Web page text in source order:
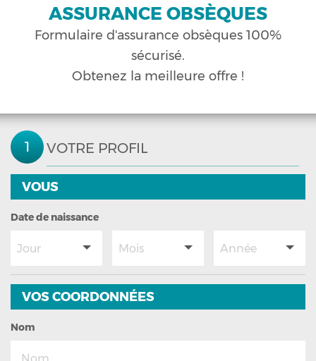
Mutuelle
Banque en ligne / Epargne
Assurance emprunteur
Assurance professionnelle
Assurance entreprise
Qui sommes-nous ?
ASSURANCE OBSÈQUES
Formulaire d'assurance obsèques 100%
sécurisé.
Obtenez la meilleure offre !
VOTRE PROFIL
VOUS
Date de naissance
VOS COORDONNÉES
Nom